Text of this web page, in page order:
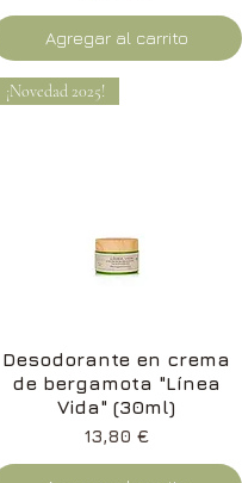
Agregar al carrito
Vista rápida
¡Novedad 2025!
Desodorante en crema
de bergamota "Línea
Vida" (30ml)
Precio
13,80 €